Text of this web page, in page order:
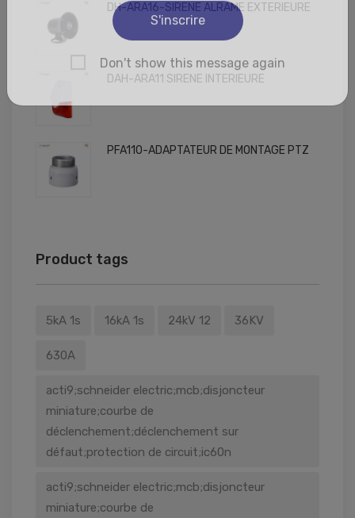
DH-ARA16-SIRENE ALRAME EXTERIEURE
DAH-ARA11 SIRENE INTERIEURE
PFA110-ADAPTATEUR DE MONTAGE PTZ
Product tags
5kA 1s 16kA 1s 24kV 12 36KV
630A
acti9;schneider electric;mcb;disjoncteur
miniature;courbe de
déclenchement;déclenchement sur
défaut;protection de circuit;ic60n
acti9;schneider electric;mcb;disjoncteur
miniature;courbe de